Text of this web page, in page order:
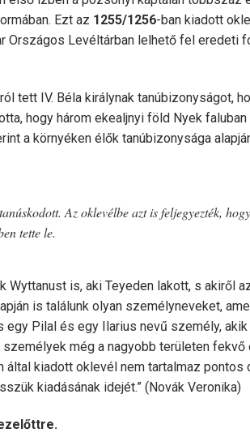
Ezt az 1255/1256-ban kiadott
Országos Levéltárban lelhető fel eredeti
tett IV. Béla királynak tanúbizonyságot,
hogy három ekealjnyi föld Nyek
a környéken élők tanúbizonysága
Az oklevélbe azt is feljegyezték,
tette le.
Wyttanust is, aki Teyeden lakott, s akiről
is találunk olyan személyneveket,
egy Pilal és egy Ilarius nevű személy,
még a nagyobb területen fekvő
által kiadott oklevél nem tartalmaz pontos
kiadásának idejét.” (Novák Veronika)